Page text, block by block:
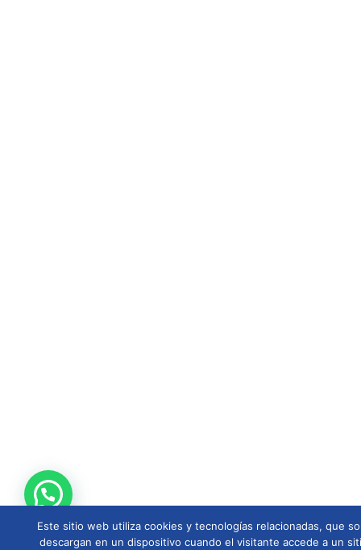
Este sitio web utiliza cookies y tecnologías relacionadas, que
descargan en un dispositivo cuando el visitante accede a un